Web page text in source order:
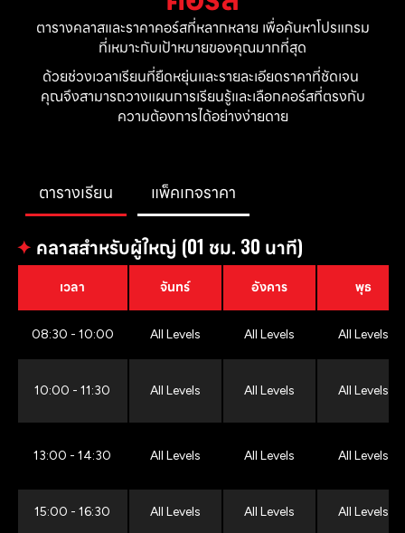
ตารางคลาสและราคาคอร์สที่หลากหลาย เพื่อค้นหาโปรแกรม
ที่เหมาะกับเป้าหมายของคุณมากที่สุด
ด้วยช่วงเวลาเรียนที่ยืดหยุ่นและรายละเอียดราคาที่ชัดเจน
คุณจึงสามารถวางแผนการเรียนรู้และเลือกคอร์สที่ตรงกับ
ความต้องการได้อย่างง่ายดาย
ตารางเรียน แพ็คเกจราคา
✦ คลาสสำหรับผู้ใหญ่ (01 ชม. 30 นาที)
เวลา จันทร์ อังคาร พุธ
08:30 - 10:00 All Levels All Levels All Levels
10:00 - 11:30 All Levels All Levels All Levels
13:00 - 14:30 All Levels All Levels All Levels
15:00 - 16:30 All Levels All Levels All Levels